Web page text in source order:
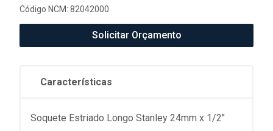
Código NCM: 82042000
Solicitar Orçamento
Características
Soquete Estriado Longo Stanley 24mm x 1/2"